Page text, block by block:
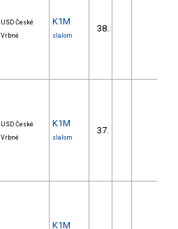
USD České
Vrbné
K1M
slalom
38.
USD České
Vrbné
K1M
slalom
37.
K1M